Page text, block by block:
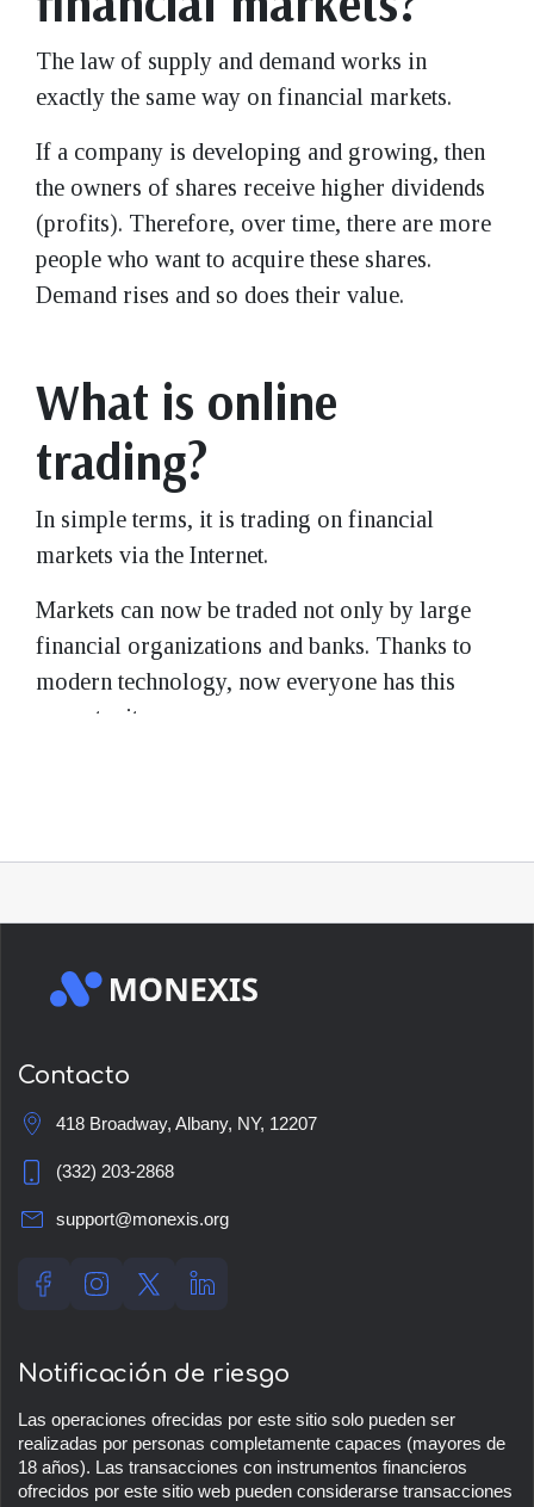
Contacto
418 Broadway, Albany, NY, 12207
(332) 203-2868
support@monexis.org
Notificación de riesgo
Las operaciones ofrecidas por este sitio solo pueden ser
realizadas por personas completamente capaces (mayores de
18 años). Las transacciones con instrumentos financieros
ofrecidos por este sitio web pueden considerarse transacciones